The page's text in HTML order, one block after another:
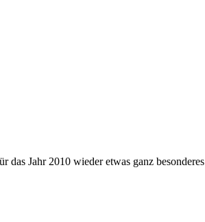
Jahr 2010 wieder etwas ganz besonderes